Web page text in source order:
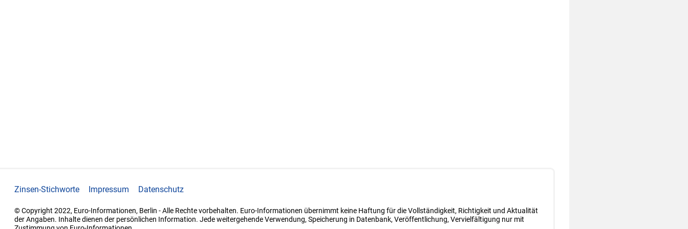
Zinsen-Stichworte Impressum Datenschutz
© Copyright 2022, Euro-Informationen, Berlin - Alle Rechte vorbehalten. Euro-Informationen übernimmt keine Haftung für die Vollständigkeit, Richtigkeit und Aktualität
der Angaben. Inhalte dienen der persönlichen Information. Jede weitergehende Verwendung, Speicherung in Datenbank, Veröffentlichung, Vervielfältigung nur mit